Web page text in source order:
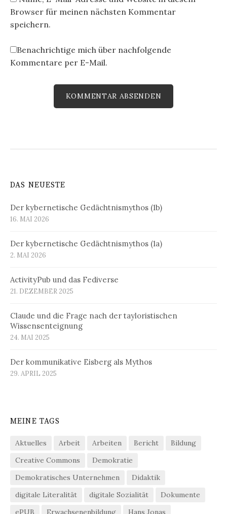
Browser für meinen nächsten Kommentar
speichern.
Benachrichtige mich über nachfolgende
Kommentare per E-Mail.
DAS NEUESTE
Der kybernetische Gedächtnismythos (1b)
16. MAI 2026
Der kybernetische Gedächtnismythos (1a)
2. MAI 2026
ActivityPub und das Fediverse
21. DEZEMBER 2025
Claude und die Frage nach der tayloristischen
Wissensenteignung
24. MAI 2025
Der kommunikative Eisberg als Mythos
29. APRIL 2025
MEINE TAGS
Aktuelles Arbeit Arbeiten Bericht
Bildung
Creative Commons
Demokratie
Demokratisches Unternehmen
Didaktik
digitale Literalität
digitale Sozialität
Dokumente
ePUB
Erwachsenenbildung
Hans Jonas